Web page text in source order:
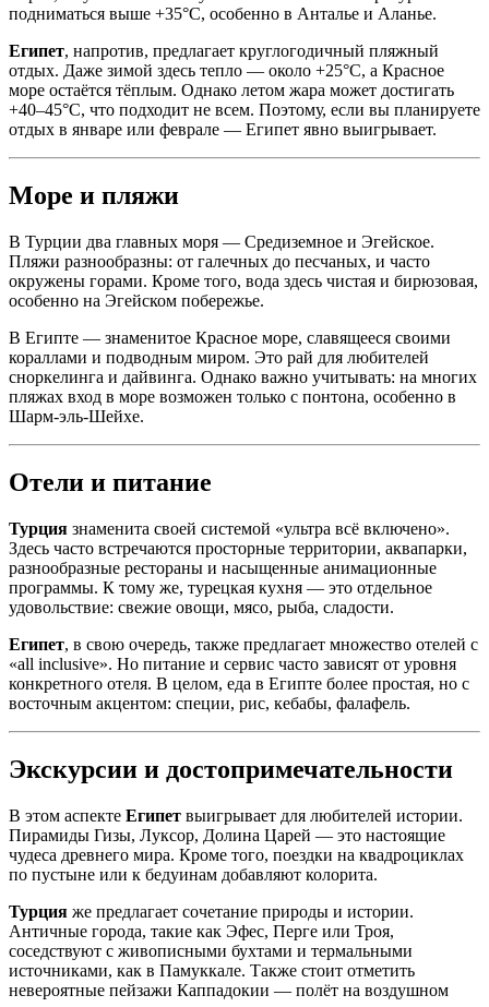
подниматься выше +35°C, особенно в Анталье и Аланье.
Египет, напротив, предлагает круглогодичный пляжный
отдых. Даже зимой здесь тепло — около +25°C, а Красное
море остаётся тёплым. Однако летом жара может достигать
+40–45°C, что подходит не всем. Поэтому, если вы планируете
отдых в январе или феврале — Египет явно выигрывает.
Море и пляжи
В Турции два главных моря — Средиземное и Эгейское.
Пляжи разнообразны: от галечных до песчаных, и часто
окружены горами. Кроме того, вода здесь чистая и бирюзовая,
особенно на Эгейском побережье.
В Египте — знаменитое Красное море, славящееся своими
кораллами и подводным миром. Это рай для любителей
сноркелинга и дайвинга. Однако важно учитывать: на многих
пляжах вход в море возможен только с понтона, особенно в
Шарм-эль-Шейхе.
Отели и питание
Турция знаменита своей системой «ультра всё включено».
Здесь часто встречаются просторные территории, аквапарки,
разнообразные рестораны и насыщенные анимационные
программы. К тому же, турецкая кухня — это отдельное
удовольствие: свежие овощи, мясо, рыба, сладости.
Египет, в свою очередь, также предлагает множество отелей с
«all inclusive». Но питание и сервис часто зависят от уровня
конкретного отеля. В целом, еда в Египте более простая, но с
восточным акцентом: специи, рис, кебабы, фалафель.
Экскурсии и достопримечательности
В этом аспекте Египет выигрывает для любителей истории.
Пирамиды Гизы, Луксор, Долина Царей — это настоящие
чудеса древнего мира. Кроме того, поездки на квадроциклах
по пустыне или к бедуинам добавляют колорита.
Турция же предлагает сочетание природы и истории.
Античные города, такие как Эфес, Перге или Троя,
соседствуют с живописными бухтами и термальными
источниками, как в Памуккале. Также стоит отметить
невероятные пейзажи Каппадокии — полёт на воздушном